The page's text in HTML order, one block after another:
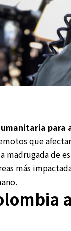
para
que
de
más